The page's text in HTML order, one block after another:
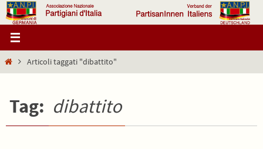
Salta
al
contenuto
HomeArticoli taggati "dibattito"
Tag: dibattito